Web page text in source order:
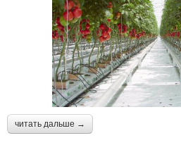
читать дальше →